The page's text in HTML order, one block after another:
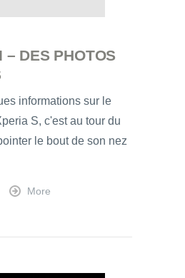
– DES PHOTOS
informations sur le
S, c'est au tour du
le bout de son nez
More